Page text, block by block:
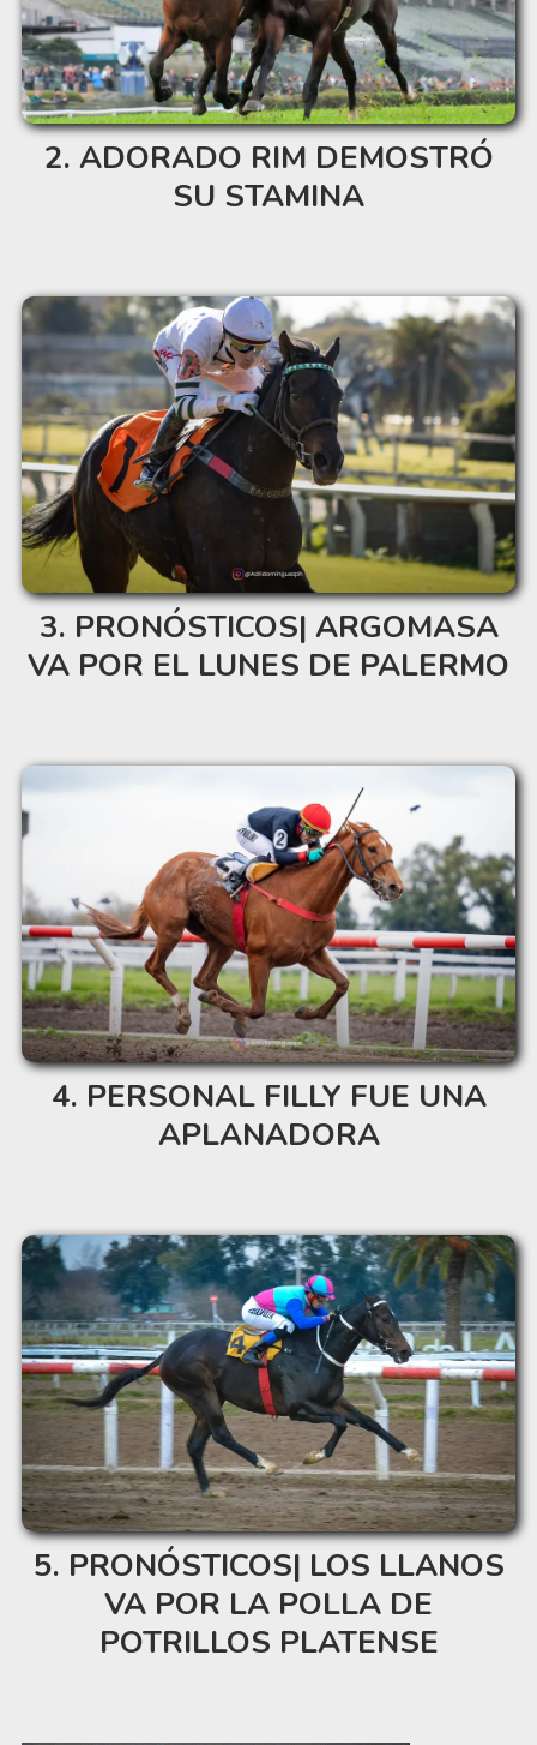
ADORADO RIM DEMOSTRÓ
SU STAMINA
PRONÓSTICOS| ARGOMASA
VA POR EL LUNES DE PALERMO
PERSONAL FILLY FUE UNA
APLANADORA
PRONÓSTICOS| LOS LLANOS
VA POR LA POLLA DE
POTRILLOS PLATENSE